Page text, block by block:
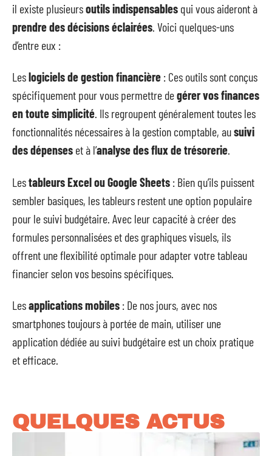
il existe plusieursoutils indispensables qui vous aideront à
prendre des décisions éclairées . Voici quelques-uns
d’entre eux :
Leslogiciels de gestion financière : Ces outils sont conçus
spécifiquement pour vous permettre degérer vos finances
en toute simplicité. Ils regroupent généralement toutes les
fonctionnalités nécessaires à la gestion comptable, ausuivi
des dépenses et à l’analyse des flux de trésorerie.
Lestableurs Excel ou Google Sheets : Bien qu’ils puissent
sembler basiques, les tableurs restent une option populaire
pour le suivi budgétaire. Avec leur capacité à créer des
formules personnalisées et des graphiques visuels, ils
offrent une flexibilité optimale pour adapter votre tableau
financier selon vos besoins spécifiques.
Lesapplications mobiles : De nos jours, avec nos
smartphones toujours à portée de main, utiliser une
application dédiée au suivi budgétaire est un choix pratique
et efficace.
QUELQUES ACTUS